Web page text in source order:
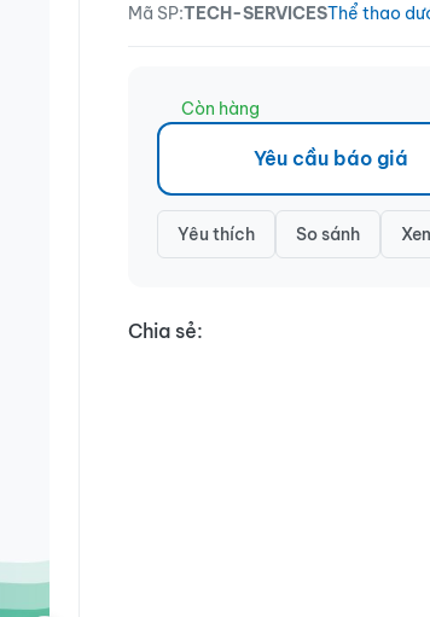
Mã SP:TECH-SERVICESThể thao
Còn hàng
Yêu cầu báo giá
Yêu thích So sánh
Chia sẻ: